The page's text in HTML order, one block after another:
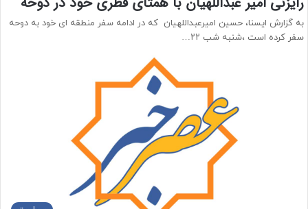
به گزارش ایسنا، حسین امیرعبداللهیان که در ادامه سفر منطقه ای خود به دوحه
سفر کرده است ،شنبه شب ۲۲…